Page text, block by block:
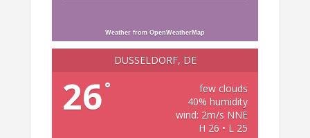
Weather from OpenWeatherMap
DÜSSELDORF, DE
26°
few clouds
40% humidity
wind: 2m/s NNE
H 26 • L 25